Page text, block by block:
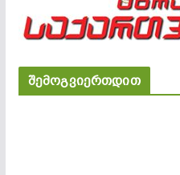
შემოგვიერთდით